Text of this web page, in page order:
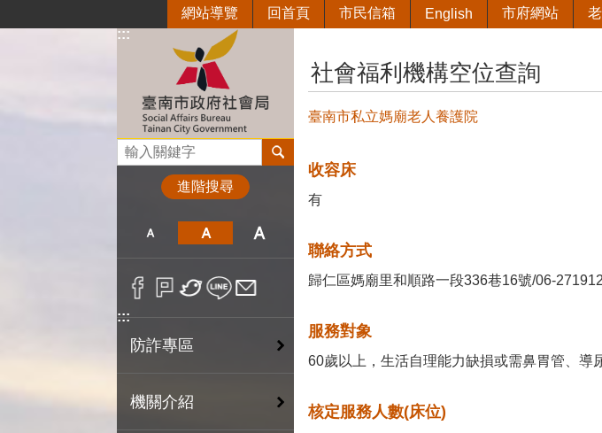
:::
網站導覽 回首頁 市民信箱 English 市府網站
搜尋
進階搜尋
:::
防詐專區
機關介紹
社會福利機構空位查詢
臺南市私立媽廟老人養護院
收容床
有
聯絡方式
歸仁區媽廟里和順路一段336巷16號/06-
服務對象
60歲以上，生活自理能力缺損或需鼻胃管、導
核定服務人數(床位)